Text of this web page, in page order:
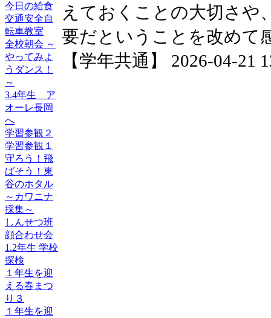
今日の給食
交通安全自
転車教室
全校朝会 ～
やってみよ
うダンス！
～
3.4年生 ア
オーレ長岡
へ
学習参観２
学習参観１
守ろう！飛
ばそう！東
谷のホタル
～カワニナ
採集～
しんせつ班
顔合わせ会
1.2年生 学校
探検
１年生を迎
える春まつ
り３
１年生を迎
えておくことの大切さや
要だということを改めて
【学年共通】 2026-04-21